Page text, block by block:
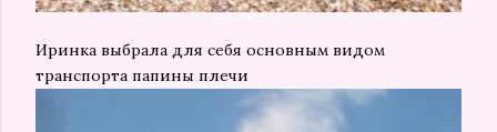
Иринка выбрала для себя основным видом
транспорта папины плечи